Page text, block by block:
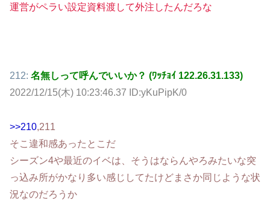
運営がペラい設定資料渡して外注したんだろな
212: 名無しって呼んでいいか？ (ﾜｯﾁｮｲ 122.26.31.133)
2022/12/15(木) 10:23:46.37 ID:yKuPipK/0
>>210,211
そこ違和感あったとこだ
シーズン4や最近のイベは、そうはならんやろみたいな突
っ込み所がかなり多い感じしてたけどまさか同じような状
況なのだろうか